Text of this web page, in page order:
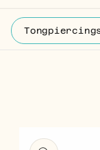
direct naar